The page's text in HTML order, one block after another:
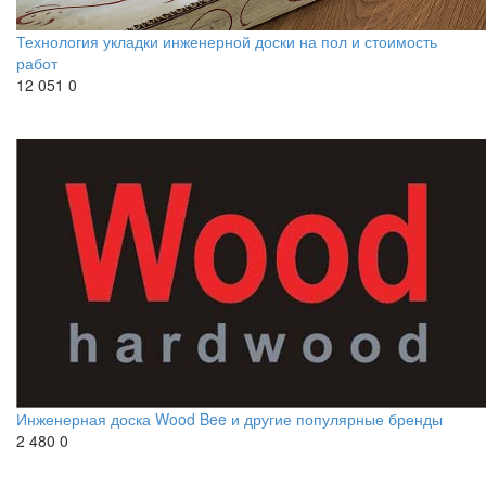
Технология укладки инженерной доски на пол и стоимость
работ
12 051 0
Инженерная доска Wood Bee и другие популярные бренды
2 480 0